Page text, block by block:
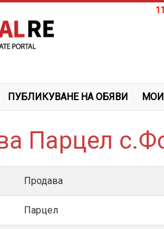
ПУБЛИКУВАНЕ НА ОБЯВИ
Парцел
Продава
Парцел